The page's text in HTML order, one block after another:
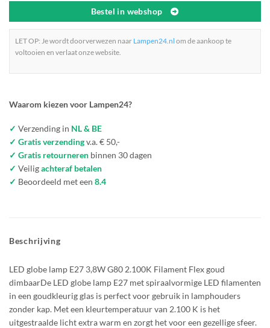
Bestel in webshop
LET OP: Je wordt doorverwezen naar Lampen24.nl om de aankoop te
voltooien en verlaat onze website.
Waarom kiezen voor Lampen24?
✓ Verzending in NL & BE
✓ Gratis verzendingv.a. € 50,-
✓ Gratis retourneren binnen 30 dagen
✓ Veiligachteraf betalen
✓ Beoordeeld met een 8.4
Beschrijving
LED globe lamp E27 3,8W G80 2.100K Filament Flex goud
dimbaarDe LED globe lamp E27 met spiraalvormige LED filamenten
in een goudkleurig glas is perfect voor gebruik in lamphouders
zonder kap. Met een kleurtemperatuur van 2.100 K is het
uitgestraalde licht extra warm en zorgt het voor een gezellige sfeer.